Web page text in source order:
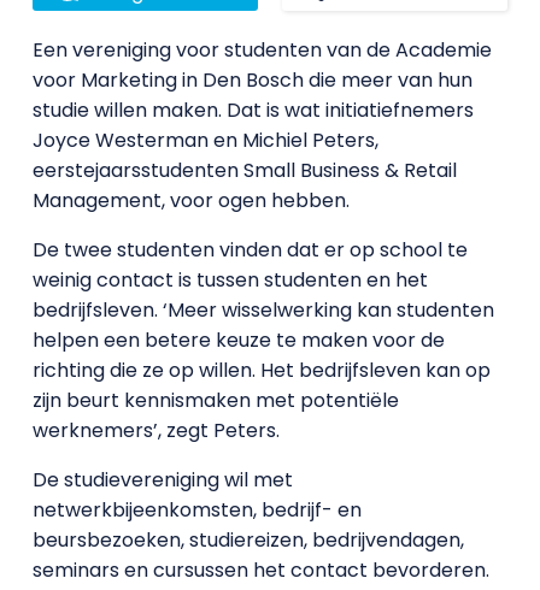
Een vereniging voor studenten van de Academie
voor Marketing in Den Bosch die meer van hun
studie willen maken. Dat is wat initiatiefnemers
Joyce Westerman en Michiel Peters,
eerstejaarsstudenten Small Business & Retail
Management, voor ogen hebben.
De twee studenten vinden dat er op school te
weinig contact is tussen studenten en het
bedrijfsleven. ‘Meer wisselwerking kan studenten
helpen een betere keuze te maken voor de
richting die ze op willen. Het bedrijfsleven kan op
zijn beurt kennismaken met potentiële
werknemers’, zegt Peters.
De studievereniging wil met
netwerkbijeenkomsten, bedrijf- en
beursbezoeken, studiereizen, bedrijvendagen,
seminars en cursussen het contact bevorderen.